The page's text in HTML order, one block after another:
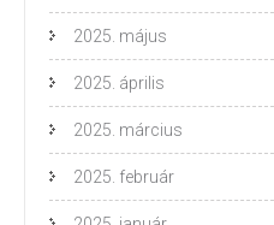
2025. május
2025. április
2025. március
2025. február